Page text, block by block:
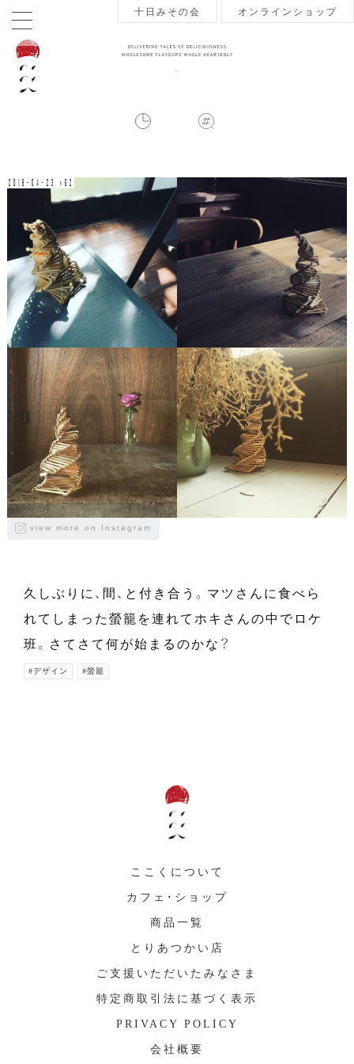
十日みその会 オンラインショップ
2018-04-23 v62
view more on Instagram
久しぶりに、間、と付き合う。マツさんに食べら
れてしまった螢籠を連れてホキさんの中でロケ
班。さてさて何が始まるのかな？
#デザイン #螢籠
ここくについて
カフェ・ショップ
商品一覧
とりあつかい店
ご支援いただいたみなさま
特定商取引法に基づく表示
PRIVACY POLICY
会社概要